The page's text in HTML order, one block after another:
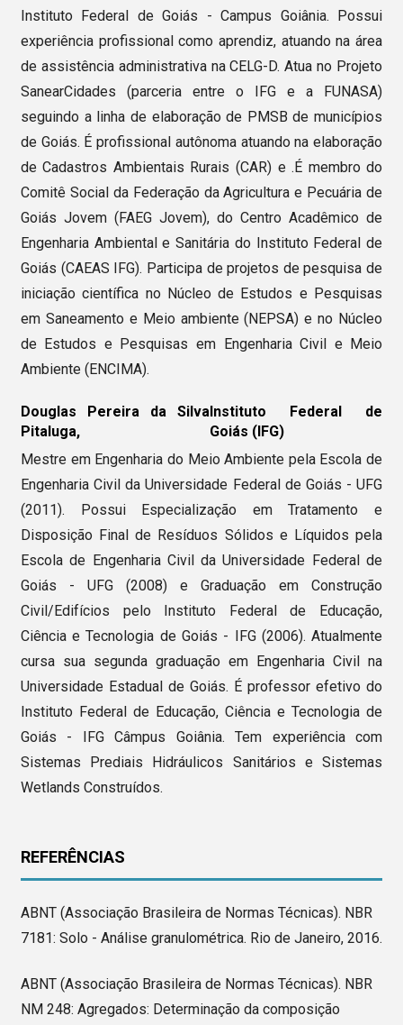
Instituto Federal de Goiás - Campus Goiânia. Possui
experiência profissional como aprendiz, atuando na área
de assistência administrativa na CELG-D. Atua no Projeto
SanearCidades (parceria entre o IFG e a FUNASA)
seguindo a linha de elaboração de PMSB de municípios
de Goiás. É profissional autônoma atuando na elaboração
de Cadastros Ambientais Rurais (CAR) e .É membro do
Comitê Social da Federação da Agricultura e Pecuária de
Goiás Jovem (FAEG Jovem), do Centro Acadêmico de
Engenharia Ambiental e Sanitária do Instituto Federal de
Goiás (CAEAS IFG). Participa de projetos de pesquisa de
iniciação científica no Núcleo de Estudos e Pesquisas
em Saneamento e Meio ambiente (NEPSA) e no Núcleo
de Estudos e Pesquisas em Engenharia Civil e Meio
Ambiente (ENCIMA).
Douglas Pereira da Silva
Pitaluga,
Instituto Federal de
Goiás (IFG)
Mestre em Engenharia do Meio Ambiente pela Escola de
Engenharia Civil da Universidade Federal de Goiás - UFG
(2011). Possui Especialização em Tratamento e
Disposição Final de Resíduos Sólidos e Líquidos pela
Escola de Engenharia Civil da Universidade Federal de
Goiás - UFG (2008) e Graduação em Construção
Civil/Edifícios pelo Instituto Federal de Educação,
Ciência e Tecnologia de Goiás - IFG (2006). Atualmente
cursa sua segunda graduação em Engenharia Civil na
Universidade Estadual de Goiás. É professor efetivo do
Instituto Federal de Educação, Ciência e Tecnologia de
Goiás - IFG Câmpus Goiânia. Tem experiência com
Sistemas Prediais Hidráulicos Sanitários e Sistemas
Wetlands Construídos.
REFERÊNCIAS
ABNT (Associação Brasileira de Normas Técnicas). NBR
7181: Solo - Análise granulométrica. Rio de Janeiro, 2016.
ABNT (Associação Brasileira de Normas Técnicas). NBR
NM 248: Agregados: Determinação da composição